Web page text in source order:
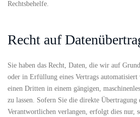
Rechtsbehelfe.
Recht auf
Sie haben das Recht, Daten, die wir auf
oder in Erfüllung eines Vertrags automatisiert
einen Dritten in einem gängigen,
zu lassen. Sofern Sie die direkte Übertragung
Verantwortlichen verlangen, erfolgt dies nur,